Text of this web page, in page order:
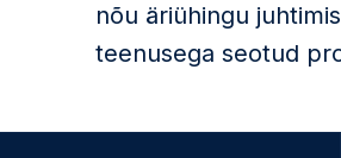
nõu äriühingu
teenusega seotud